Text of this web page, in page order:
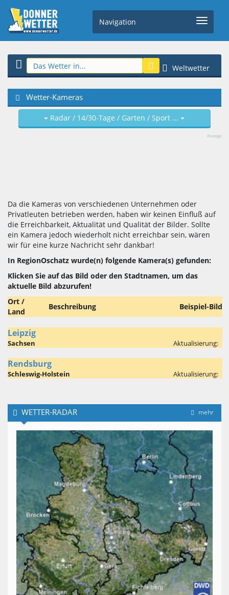
Navigation
Weltwetter
Wetter-Kameras
Radar / 14/30-Tage / Garten / Sport ...
Anzeige
Da die Kameras von verschiedenen Unternehmen oder
Privatleuten betrieben werden, haben wir keinen Einfluß auf
die Erreichbarkeit, Aktualität und Qualität der Bilder. Sollte
ein Kamera jedoch wiederholt nicht erreichbar sein, wären
wir für eine kurze Nachricht sehr dankbar!
In RegionOschatz wurde(n) folgende Kamera(s) gefunden:
Klicken Sie auf das Bild oder den Stadtnamen, um das
aktuelle Bild abzurufen!
Ort /
Land
Beschreibung Beispiel-Bild
Leipzig
Sachsen Aktualisierung:
Rendsburg
Schleswig-Holstein Aktualisierung:
mehr
WETTER-RADAR